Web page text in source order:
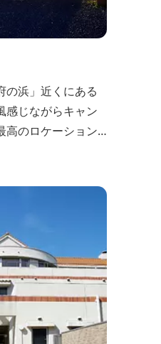
の浜」近くにある
感じながらキャン
高のロケーション